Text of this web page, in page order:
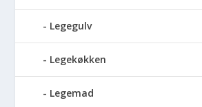
Legegulv
Legekøkken
Legemad